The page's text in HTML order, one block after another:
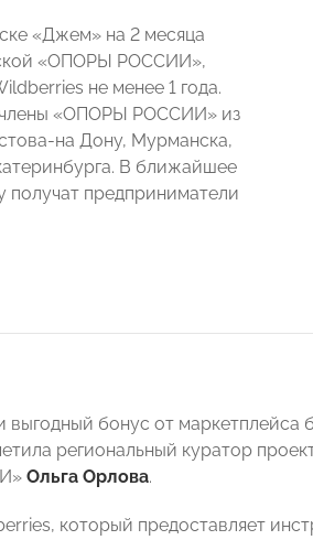
«Джем» на 2 месяца
«ОПОРЫ РОССИИ»,
не менее 1 года.
члены «ОПОРЫ РОССИИ» из
на Дону, Мурманска,
В ближайшее
получат предприниматели
выгодный бонус от
региональный куратор
Ольга Орлова.
который предоставляет